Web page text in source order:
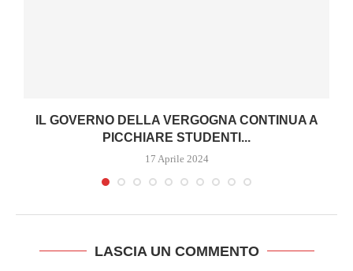
IL GOVERNO DELLA VERGOGNA CONTINUA A
PICCHIARE STUDENTI...
17 Aprile 2024
LASCIA UN COMMENTO